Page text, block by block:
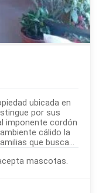
ubicada en
por sus
imponente cordón
cálido la
que buscan
cuenta con Wi-Fi gratis y acepta mascotas.